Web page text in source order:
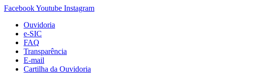
FacebookYoutube Instagram
Ouvidoria
e-SIC
FAQ
Transparência
E-mail
Cartilha da Ouvidoria